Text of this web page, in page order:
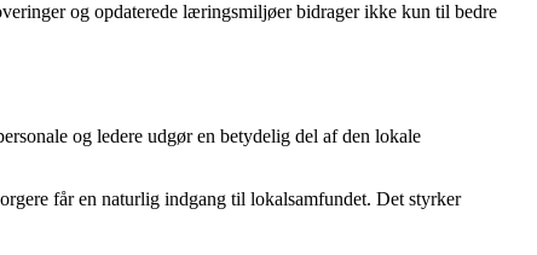
og opdaterede læringsmiljøer bidrager ikke kun til bedre
og ledere udgør en betydelig del af den lokale
får en naturlig indgang til lokalsamfundet. Det styrker